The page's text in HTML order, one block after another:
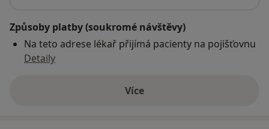
Způsoby platby (soukromé návštěvy)
Na teto adrese lékař přijímá pacienty na pojišťovnu
Detaily
Víceo adrese